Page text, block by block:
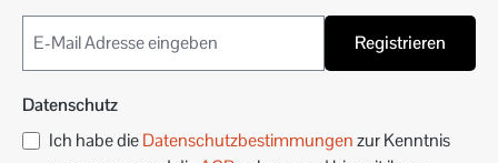
Registrieren
Datenschutz
Ich habe dieDatenschutzbestimmungenzur Kenntnis